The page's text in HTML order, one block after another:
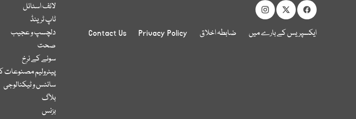
ایکسپریس کے بارے میں ضابطہ اخلاق Privacy Policy
Contact Us
لائف اسٹائل
ٹاپ ٹرینڈ
دلچسپ و عجیب
صحت
سونے کے نرخ
پیٹرولیم مصنوعات
سائنس و ٹیکنالوجی
بلاگ
بزنس